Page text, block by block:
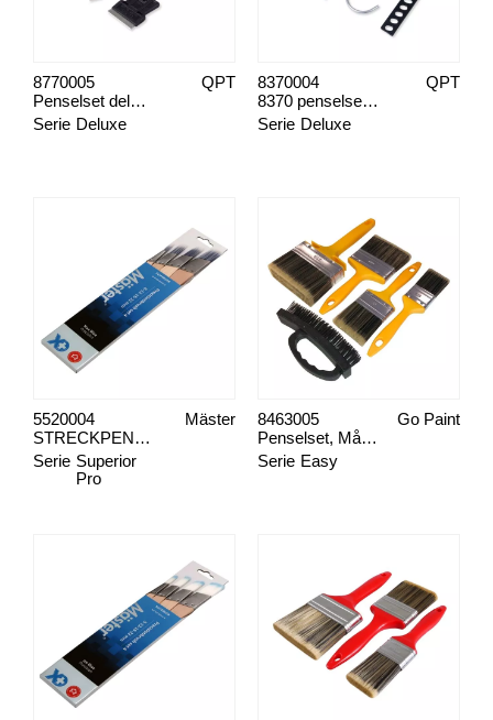
Penselset deluxe, måla fönster
QPT
8770005
Serie Deluxe
8370 penselset deluxe
QPT
8370004
Serie Deluxe
STRECKPENSELSET SUPERIOR PRO MAX BLUE
Mäster
5520004
Serie Superior
Pro
Penselset, Måla Ute 5-pack
Go Paint
8463005
Serie Easy